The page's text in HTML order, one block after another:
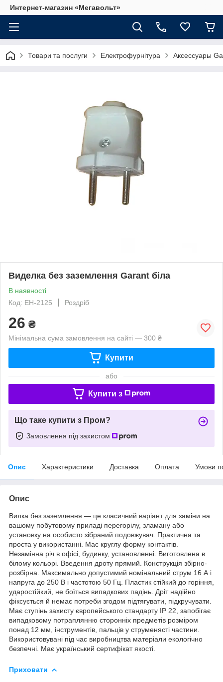
Интернет-магазин «Мегавольт»
Товари та послуги Електрофурнітура Аксессуары
Виделка без заземлення Garant біла
В наявності
Код: EH-2125
Роздріб
26 ₴
Мінімальна сума замовлення на сайті — 300 ₴
Купити
або
Купити з
Що таке купити з Пром?
Замовлення під захистом
Опис Характеристики Доставка Оплата Умови
Опис
Вилка без заземлення — це класичний варіант для заміни на
вашому побутовому приладі перегорілу, зламану або
установку на особисто зібраний подовжувач. Практична та
проста у використанні. Має круглу форму контактів.
Незамінна річ в офісі, будинку, установленні. Виготовлена в
білому кольорі. Введення дроту прямий. Конструкція збірно-
розбірна. Максимально допустимий номінальний струм 16 А і
напруга до 250 В і частотою 50 Гц. Пластик стійкий до горіння,
ударостійкий, не боїться випадкових падінь. Дріт надійно
фіксується й немає потреби згодом підтягувати, підкручувати.
Має ступінь захисту європейського стандарту IP 22, запобігає
випадковому потраплянню сторонніх предметів розміром
понад 12 мм, інструментів, пальців у струменясті частини.
Використовувані під час виробництва матеріали екологічно
безпечні. Має український сертифікат якості.
Приховати